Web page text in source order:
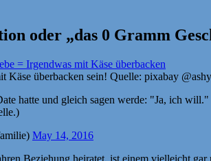
oder „das 0 Gramm
Käse überbacken sein! Quelle: pixabay
hatte und gleich sagen werde: "Ja, ich will."
May 14, 2016
Beziehung heiratet, ist einem vielleicht